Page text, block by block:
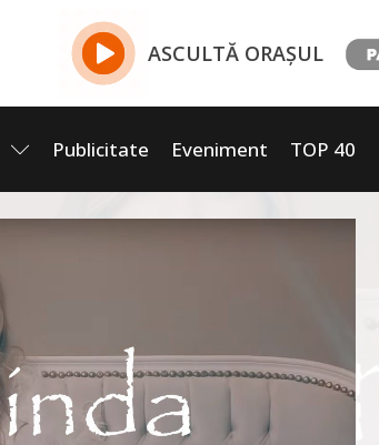
ASCULTĂ ORAȘUL
Publicitate Eveniment TOP 40